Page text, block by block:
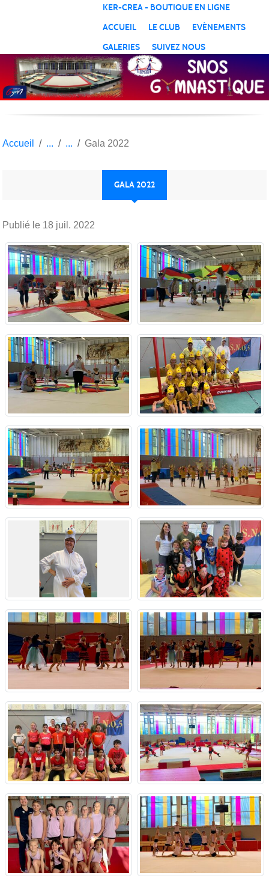
KER-CREA - BOUTIQUE EN LIGNE
ACCUEIL
LE CLUB
EVÈNEMENTS
GALERIES
SUIVEZ NOUS
Accueil Gala 2022
GALA 2022
Publié le 18 juil. 2022
Panneau de gestion des cookies